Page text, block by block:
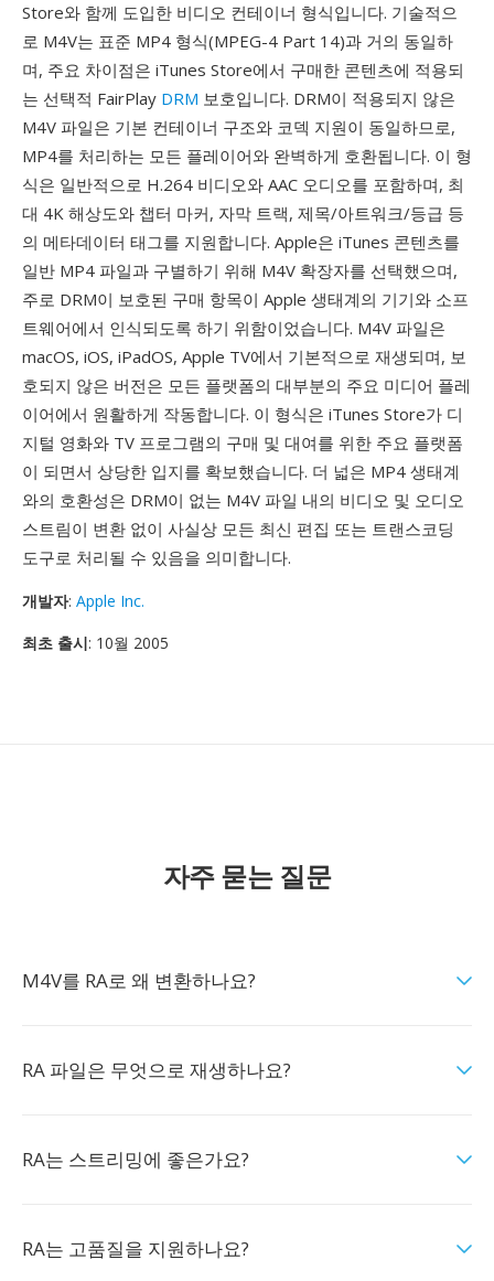
Store와 함께 도입한 비디오 컨테이너 형식입니다. 기술적으
로 M4V는 표준 MP4 형식(MPEG-4 Part 14)과 거의 동일하
며, 주요 차이점은 iTunes Store에서 구매한 콘텐츠에 적용되
는 선택적 FairPlay DRM 보호입니다. DRM이 적용되지 않은
M4V 파일은 기본 컨테이너 구조와 코덱 지원이 동일하므로,
MP4를 처리하는 모든 플레이어와 완벽하게 호환됩니다. 이 형
식은 일반적으로 H.264 비디오와 AAC 오디오를 포함하며, 최
대 4K 해상도와 챕터 마커, 자막 트랙, 제목/아트워크/등급 등
의 메타데이터 태그를 지원합니다. Apple은 iTunes 콘텐츠를
일반 MP4 파일과 구별하기 위해 M4V 확장자를 선택했으며,
주로 DRM이 보호된 구매 항목이 Apple 생태계의 기기와 소프
트웨어에서 인식되도록 하기 위함이었습니다. M4V 파일은
macOS, iOS, iPadOS, Apple TV에서 기본적으로 재생되며, 보
호되지 않은 버전은 모든 플랫폼의 대부분의 주요 미디어 플레
이어에서 원활하게 작동합니다. 이 형식은 iTunes Store가 디
지털 영화와 TV 프로그램의 구매 및 대여를 위한 주요 플랫폼
이 되면서 상당한 입지를 확보했습니다. 더 넓은 MP4 생태계
와의 호환성은 DRM이 없는 M4V 파일 내의 비디오 및 오디오
스트림이 변환 없이 사실상 모든 최신 편집 또는 트랜스코딩
도구로 처리될 수 있음을 의미합니다.
개발자: Apple Inc.
최초 출시: 10월 2005
자주 묻는 질문
M4V를 RA로 왜 변환하나요?
RA 파일은 무엇으로 재생하나요?
RA는 스트리밍에 좋은가요?
RA는 고품질을 지원하나요?